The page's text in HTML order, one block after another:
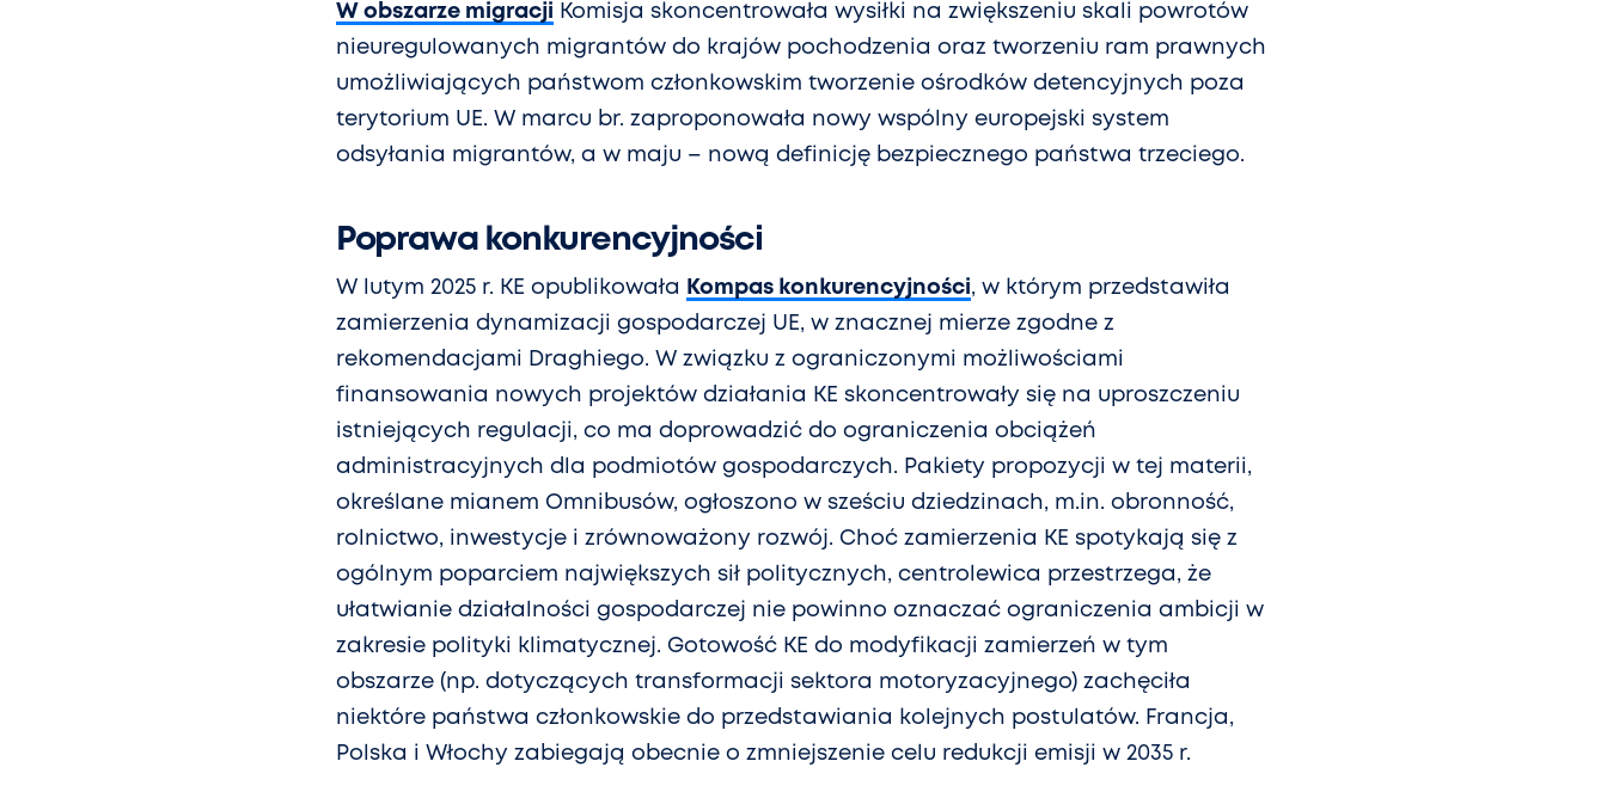
W obszarze migracji Komisja skoncentrowała wysiłki na zwiększeniu skali powrotów
nieuregulowanych migrantów do krajów pochodzenia oraz tworzeniu ram prawnych
umożliwiających państwom członkowskim tworzenie ośrodków detencyjnych poza
terytorium UE. W marcu br. zaproponowała nowy wspólny europejski system
odsyłania migrantów, a w maju – nową definicję bezpiecznego państwa trzeciego.
Poprawa konkurencyjności
W lutym 2025 r. KE opublikowała Kompas konkurencyjności, w którym przedstawiła
zamierzenia dynamizacji gospodarczej UE, w znacznej mierze zgodne z
rekomendacjami Draghiego. W związku z ograniczonymi możliwościami
finansowania nowych projektów działania KE skoncentrowały się na uproszczeniu
istniejących regulacji, co ma doprowadzić do ograniczenia obciążeń
administracyjnych dla podmiotów gospodarczych. Pakiety propozycji w tej materii,
określane mianem Omnibusów, ogłoszono w sześciu dziedzinach, m.in. obronność,
rolnictwo, inwestycje i zrównoważony rozwój. Choć zamierzenia KE spotykają się z
ogólnym poparciem największych sił politycznych, centrolewica przestrzega, że
ułatwianie działalności gospodarczej nie powinno oznaczać ograniczenia ambicji w
zakresie polityki klimatycznej. Gotowość KE do modyfikacji zamierzeń w tym
obszarze (np. dotyczących transformacji sektora motoryzacyjnego) zachęciła
niektóre państwa członkowskie do przedstawiania kolejnych postulatów. Francja,
Polska i Włochy zabiegają obecnie o zmniejszenie celu redukcji emisji w 2035 r.